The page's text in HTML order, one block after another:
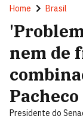
Home Brasil
nem de
Presidente do